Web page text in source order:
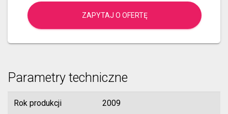
ZAPYTAJ O OFERTĘ
Parametry techniczne
Rok produkcji 2009